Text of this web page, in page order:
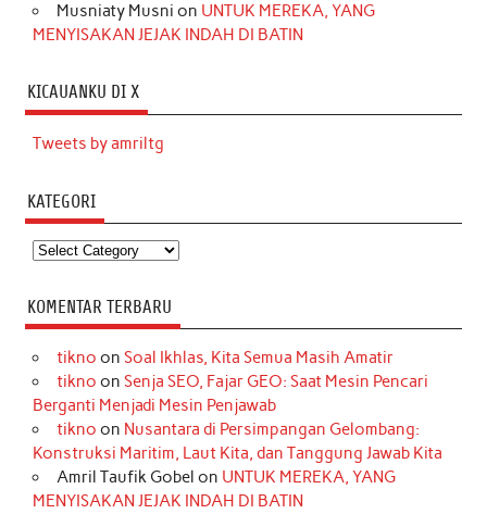
Musniaty Musni on UNTUK MEREKA, YANG
MENYISAKAN JEJAK INDAH DI BATIN
KICAUANKU DI X
Tweets by amriltg
KATEGORI
Kategori
KOMENTAR TERBARU
tikno on Soal Ikhlas, Kita Semua Masih Amatir
tikno on Senja SEO, Fajar GEO: Saat Mesin Pencari
Berganti Menjadi Mesin Penjawab
tikno on Nusantara di Persimpangan Gelombang:
Konstruksi Maritim, Laut Kita, dan Tanggung Jawab Kita
Amril Taufik Gobel on UNTUK MEREKA, YANG
MENYISAKAN JEJAK INDAH DI BATIN